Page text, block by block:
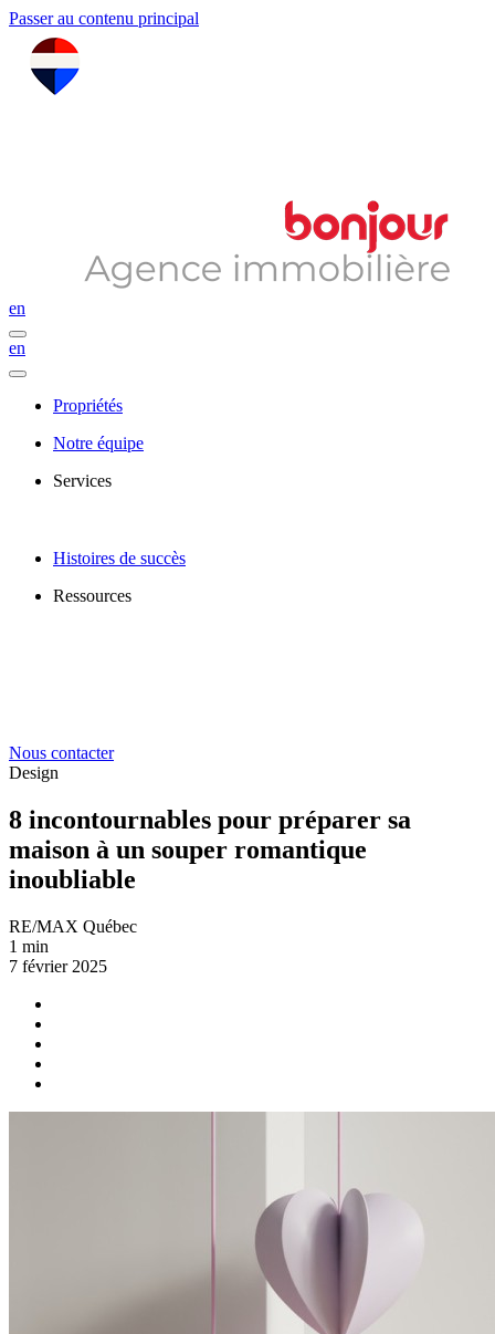
Passer au contenu principal
en
en
Propriétés
Notre équipe
Services
Histoires de succès
Ressources
Nous contacter
Design
8 incontournables pour préparer sa
maison à un souper romantique
inoubliable
RE/MAX Québec
1 min
7 février 2025